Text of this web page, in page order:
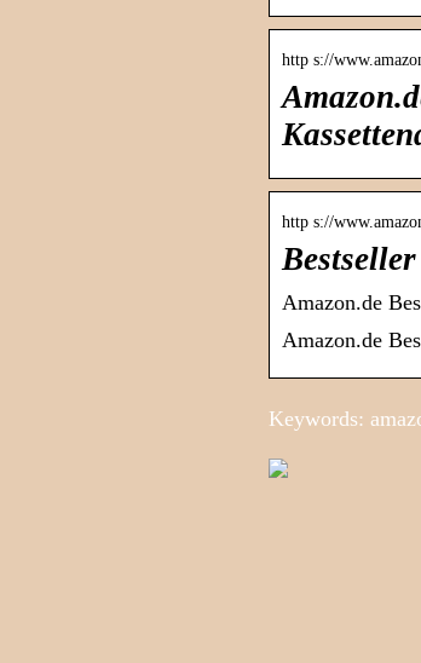
http s://
http s://
Amazon.de
Amazon.de
Keywords: